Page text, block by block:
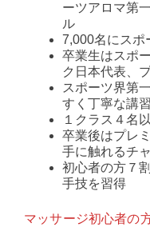
ーツアロマ第
ル
7,000名にスポ
卒業生はスポ
ク日本代表、
スポーツ界第
すく丁寧な講習
１クラス４名
卒業後はプレ
手に触れるチ
初心者の方７
手技を習得
マッサージ初心者の